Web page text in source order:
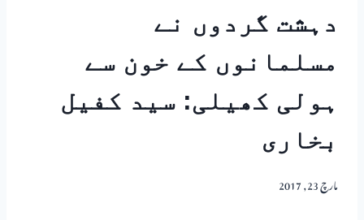
دہشت گردوں نے
مسلمانوں کے خون سے
ہولی کھیلی: سید کفیل
بخاری
مارچ 23, 2017